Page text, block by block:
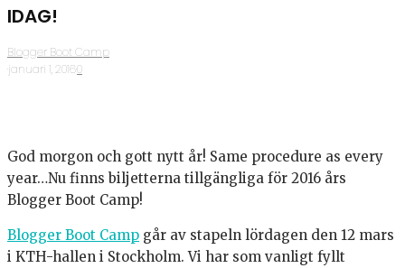
IDAG!
Blogger Boot Camp
·januari 1, 2016·0
God morgon och gott nytt år! Same procedure as every
year…Nu finns biljetterna tillgängliga för 2016 års
Blogger Boot Camp!
Blogger Boot Camp går av stapeln lördagen den 12 mars
i KTH-hallen i Stockholm. Vi har som vanligt fyllt